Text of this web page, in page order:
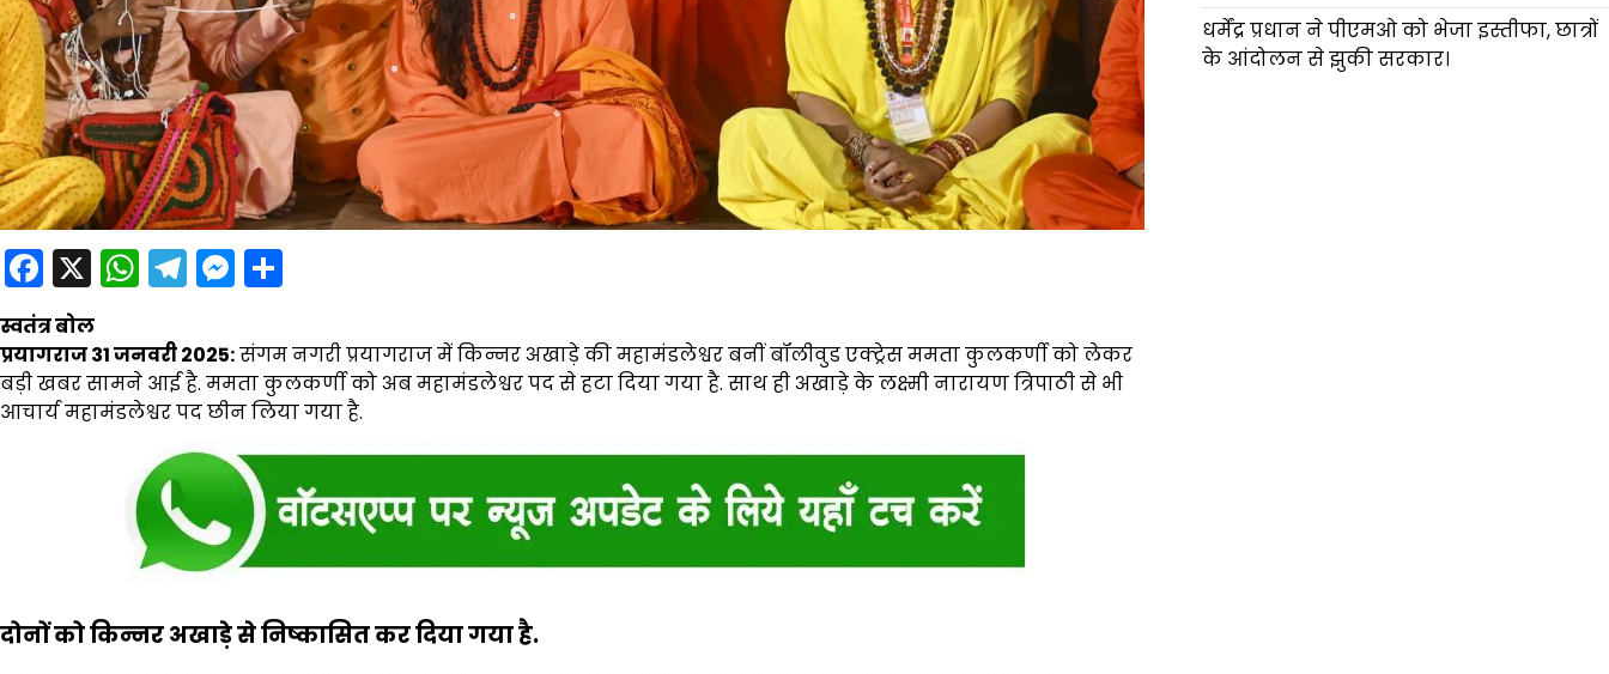
Facebook
X WhatsApp
Telegram
Messenger
स्वतंत्र बोल
प्रयागराज 31 जनवरी 2025:संगम नगरी प्रयागराज में किन्नर अखाड़े की महामंडलेश्वर बनीं बॉलीवुड एक्ट्रेस ममता कुलकर्णी को लेकर
बड़ी खबर सामने आई है. ममता कुलकर्णी को अब महामंडलेश्वर पद से हटा दिया गया है. साथ ही अखाड़े के लक्ष्मी नारायण त्रिपाठी से भी
आचार्य महामंडलेश्वर पद छीन लिया गया है.
दोनों को किन्नर अखाड़े से निष्कासित कर दिया गया है.
धर्मेंद्र प्रधान ने पीएमओ को भेजा इस्तीफा, छात्रों
के आंदोलन से झुकी सरकार।